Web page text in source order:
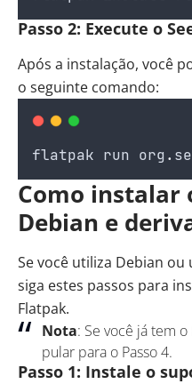
Passo 2: Execute o
Após a instalação, você
o seguinte comando:
flatpak run org .
Como instalar
Debian e
Se você utiliza Debian
siga estes passos para
Flatpak.
Nota: Se você já tem
pular para o Passo 4.
Passo 1: Instale o